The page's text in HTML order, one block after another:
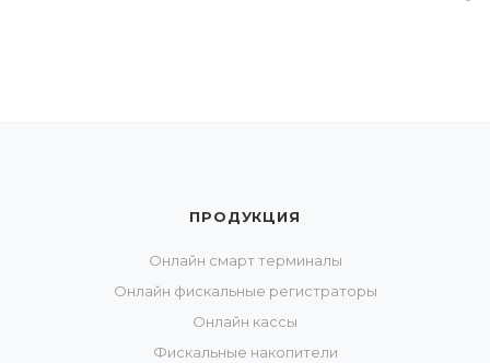
ПРОДУКЦИЯ
Онлайн смарт терминалы
Онлайн фискальные регистраторы
Онлайн кассы
Фискальные накопители